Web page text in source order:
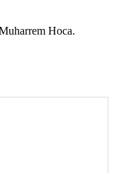
Hoca.